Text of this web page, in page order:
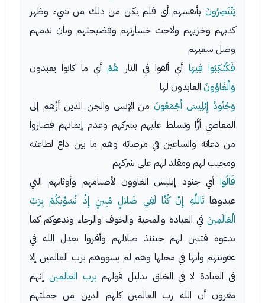
يَنْتَصِرُونَ بأنفسهم أي فلم يكن من ذلك من شيء وظهر
كذبهم وخزيهم ولاحت خسارتهم وفضيحتهم وبان ندمهم
وضل سعيهم
فَكُبْكِبُوا فِيهَا أي ألقوا في النار هُمْأي ما كانوا يعبدون
وَالْغَاوُونَ العابدون لها
وَجُنُودُ إِبْلِيسَ أَجْمَعُونَمن الإنس والجن الذين أزَّهم إلى
المعاصي أزًّا وتسلط عليهم بشركهم وعدم إيمانهم فصاروا
من دعاته والساعين في مرضاته وهم ما بين داع لطاعته
ومجيب لهم ومقلد لهم على شركهم
قَالُوا أي جنود إبليس الغاوون لأصنامهم وأوثانهم التي
عبدوهاتَاللَّهِ إِنْ كُنَّا لَفِي ضَلالٍ مُبِينٍ إِذْ نُسَوِّيكُمْ بِرَبِّ
الْعَالَمِينَ في العبادة والمحبة والخوف والرجاء وندعوكم كما
ندعوه فتبين لهم حينئذ ضلالهم وأقروا بعدل الله في
عقوبتهم وأنها في محلها وهم لم يسووهم برب العالمين إلا
في العبادة لا في الخلق بدليل قولهم برب العالمينإنهم
مقرون أن الله رب العالمين كلهم الذين من جملتهم